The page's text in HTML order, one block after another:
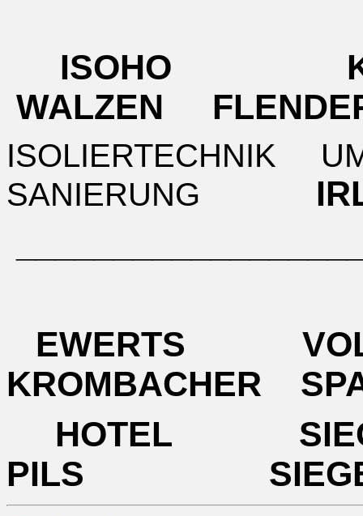
ISOHO
WALZEN
ISOLIERTECHNIK
SANIERUNG
EWERTS
KROMBACHER
HOTEL
PILS